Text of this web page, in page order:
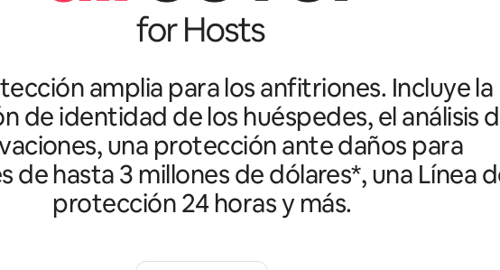
amplia para los anfitriones. Incluye la
de identidad de los huéspedes, el análisis
una protección ante daños para
de hasta 3 millones de dólares*, una Línea
protección 24 horas y más.